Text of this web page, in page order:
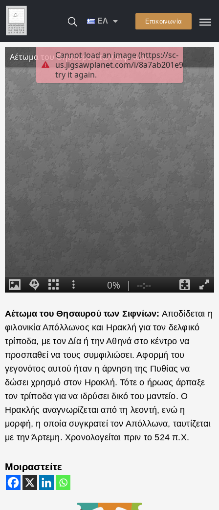
ΕΛ Επικοινωνία
Αέτωμα του Θησαυρού των Σιφνίων: Αποδίδεται η
φιλονικία Απόλλωνος και Ηρακλή για τον δελφικό
τρίποδα, με τον Δία ή την Αθηνά στο κέντρο να
προσπαθεί να τους συμφιλιώσει. Αφορμή του
γεγονότος αυτού ήταν η άρνηση της Πυθίας να
δώσει χρησμό στον Ηρακλή. Τότε ο ήρωας άρπαξε
τον τρίποδα για να ιδρύσει δικό του μαντείο. Ο
Ηρακλής αναγνωρίζεται από τη λεοντή, ενώ η
μορφή, η οποία συγκρατεί τον Απόλλωνα, ταυτίζεται
με την Άρτεμη. Χρονολογείται πριν το 524 π.Χ.
Μοιραστείτε